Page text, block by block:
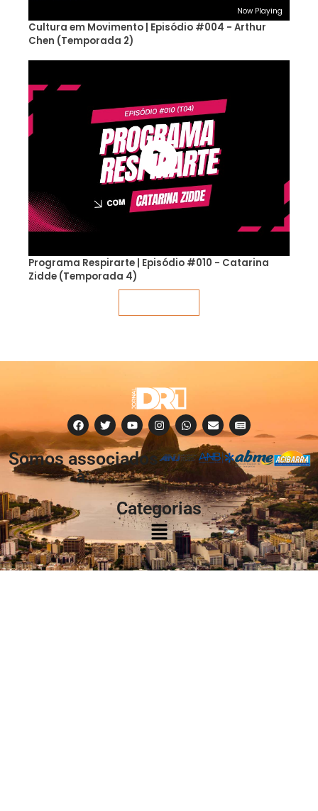
Now Playing
Cultura em Movimento | Episódio #004 - Arthur
Chen (Temporada 2)
Programa Respirarte | Episódio #010 - Catarina
Zidde (Temporada 4)
Somos associados
à:
Categorias